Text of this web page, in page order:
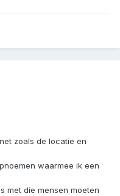
zoals de locatie en
waarmee ik een
met die mensen moeten